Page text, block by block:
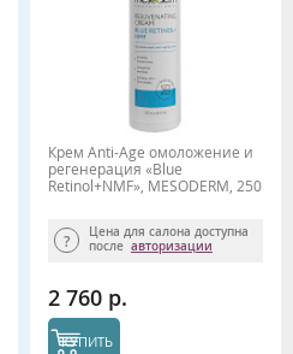
Крем Anti-Age омоложение и
регенерация «Blue
Retinol+NMF», MESODERM, 250
Цена для салона доступна
после авторизации
2 760 р.
КУПИТЬ